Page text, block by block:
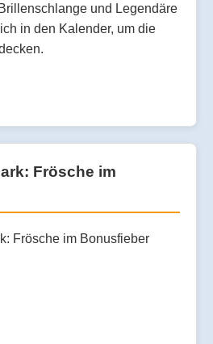
und Legendäre
in den Kalender, um die
Frösche im